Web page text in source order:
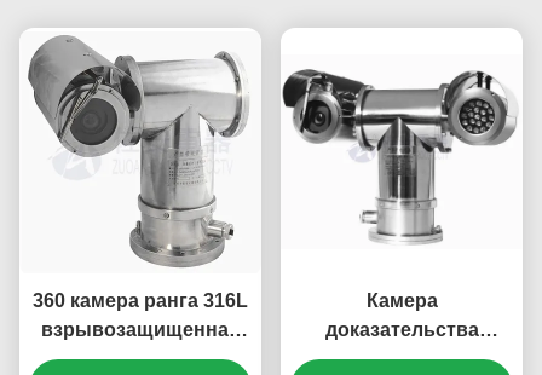
360 камера ранга 316L
взрывозащищенная
PTZ Atex степени
Камера
доказательства
взрывозащищенная